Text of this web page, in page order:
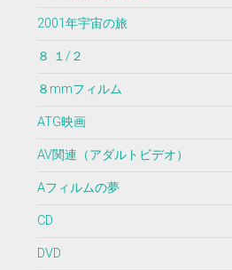
2001年宇宙の旅
８ １/２
８mmフィルム
ATG映画
AV関連（アダルトビデオ）
Aフィルムの夢
CD
DVD